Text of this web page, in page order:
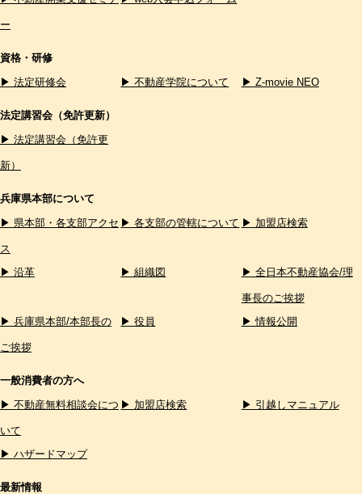
ー
資格・研修
▶ 法定研修会
▶ 不動産学院について ▶ Z-movie NEO
法定講習会（免許更新）
▶ 法定講習会（免許更
新）
兵庫県本部について
▶ 県本部・各支部アクセ
ス
▶ 各支部の管轄について ▶ 加盟店検索
▶ 沿革 ▶ 組織図 ▶ 全日本不動産協会/理
事長のご挨拶
▶ 兵庫県本部/本部長の
ご挨拶
▶ 役員 ▶ 情報公開
一般消費者の方へ
▶ 不動産無料相談会につ
いて
▶ 加盟店検索 ▶ 引越しマニュアル
▶ ハザードマップ
最新情報